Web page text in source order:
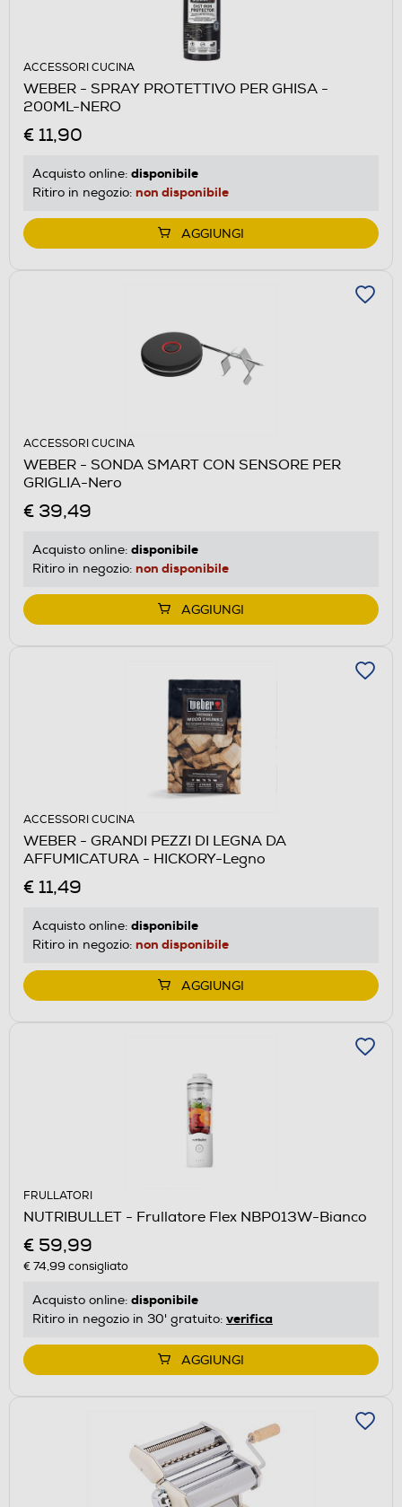
ACCESSORI CUCINA
WEBER - SPRAY PROTETTIVO PER GHISA -
200ML-NERO
€ 11,90
Acquisto online: disponibile
Ritiro in negozio: non disponibile
AGGIUNGI
ACCESSORI CUCINA
WEBER - SONDA SMART CON SENSORE PER
GRIGLIA-Nero
€ 39,49
Acquisto online: disponibile
Ritiro in negozio: non disponibile
AGGIUNGI
ACCESSORI CUCINA
WEBER - GRANDI PEZZI DI LEGNA DA
AFFUMICATURA - HICKORY-Legno
€ 11,49
Acquisto online: disponibile
Ritiro in negozio: non disponibile
AGGIUNGI
FRULLATORI
NUTRIBULLET - Frullatore Flex NBP013W-Bianco
€ 59,99
€ 74,99 consigliato
Acquisto online: disponibile
Ritiro in negozio in 30' gratuito: verifica
AGGIUNGI